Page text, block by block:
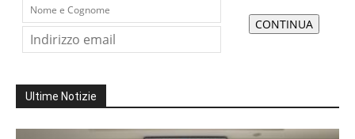
Ultime Notizie